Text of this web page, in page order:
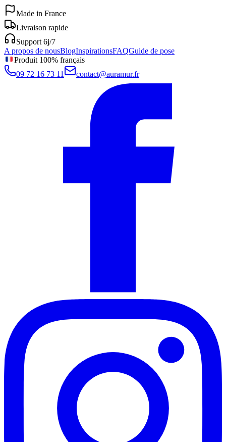
Made in France
Livraison rapide
Support 6j/7
A propos de nousBlogInspirationsFAQGuide de pose
Produit 100% français
09 72 16 73 11
contact@auramur.fr